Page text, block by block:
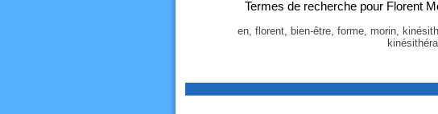
Termes de recherche pour Florent
en, florent, bien-être, forme, morin,